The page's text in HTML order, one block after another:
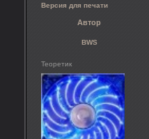
Версия для печати
Автор
BWS
Теоретик